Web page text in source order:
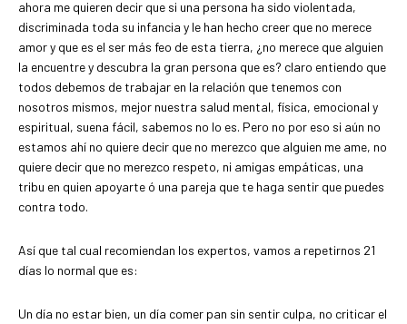
ahora me quieren decir que si una persona ha sido violentada,
discriminada toda su infancia y le han hecho creer que no merece
amor y que es el ser más feo de esta tierra, ¿no merece que alguien
la encuentre y descubra la gran persona que es? claro entiendo que
todos debemos de trabajar en la relación que tenemos con
nosotros mismos, mejor nuestra salud mental, física, emocional y
espiritual, suena fácil, sabemos no lo es. Pero no por eso si aún no
estamos ahí no quiere decir que no merezco que alguien me ame, no
quiere decir que no merezco respeto, ni amigas empáticas, una
tribu en quien apoyarte ó una pareja que te haga sentir que puedes
contra todo.
Así que tal cual recomiendan los expertos, vamos a repetirnos 21
días lo normal que es:
Un día no estar bien, un día comer pan sin sentir culpa, no criticar el